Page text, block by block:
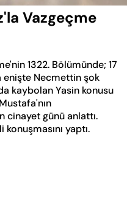
Vazgeçme
1322. Bölümünde; 17
enişte Necmettin şok
kaybolan Yasin konusu
cinayet günü anlattı.
yaptı.